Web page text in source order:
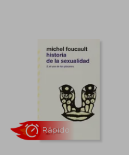
Rápido